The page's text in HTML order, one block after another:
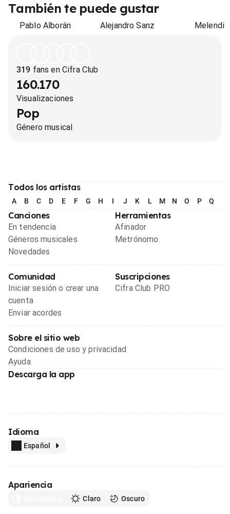
También te puede gustar
Pablo Alborán Alejandro Sanz Melendi
319 fans en Cifra Club
160.170
Visualizaciones
Pop
Género musical
Todos los artistas
A B C D E F G H I J K L M N O P Q
Canciones
En tendencia
Géneros musicales
Novedades
Herramientas
Afinador
Metrónomo
Comunidad
Iniciar sesión o crear una
cuenta
Enviar acordes
Suscripciones
Cifra Club PRO
Sobre el sitio web
Condiciones de uso y privacidad
Ayuda
Descarga la app
Idioma
Español
Apariencia
Claro Oscuro